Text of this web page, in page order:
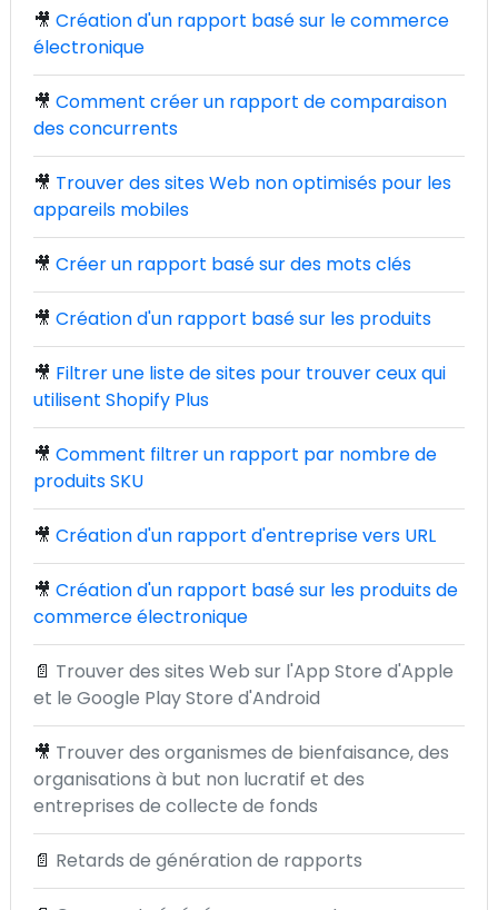
🎥 Création d'un rapport basé sur le commerce
électronique
🎥 Comment créer un rapport de comparaison
des concurrents
🎥 Trouver des sites Web non optimisés pour les
appareils mobiles
🎥 Créer un rapport basé sur des mots clés
🎥 Création d'un rapport basé sur les produits
🎥 Filtrer une liste de sites pour trouver ceux qui
utilisent Shopify Plus
🎥 Comment filtrer un rapport par nombre de
produits SKU
🎥 Création d'un rapport d'entreprise vers URL
🎥 Création d'un rapport basé sur les produits de
commerce électronique
📄 Trouver des sites Web sur l'App Store d'Apple
et le Google Play Store d'Android
🎥 Trouver des organismes de bienfaisance, des
organisations à but non lucratif et des
entreprises de collecte de fonds
📄 Retards de génération de rapports